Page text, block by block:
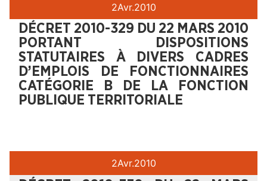
2Avr.2010
DÉCRET 2010-329 DU 22 MARS 2010
PORTANT DISPOSITIONS
STATUTAIRES À DIVERS CADRES
D’EMPLOIS DE FONCTIONNAIRES
CATÉGORIE B DE LA FONCTION
PUBLIQUE TERRITORIALE
2Avr.2010